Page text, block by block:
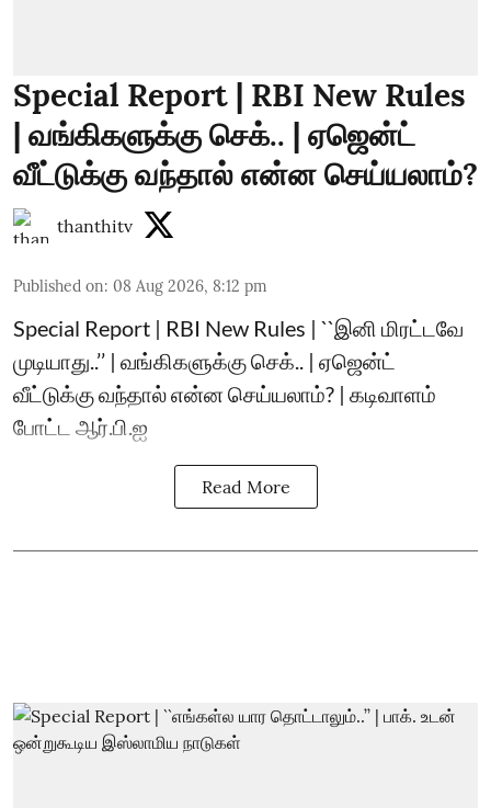
Special Report | RBI New Rules
| வங்கிகளுக்கு செக்.. | ஏஜென்ட்
வீட்டுக்கு வந்தால் என்ன செய்யலாம்?
thanthitv
Published on: 08 Aug 2026, 8:12 pm
Special Report | RBI New Rules | ``இனி மிரட்டவே
முடியாது..’’ | வங்கிகளுக்கு செக்.. | ஏஜென்ட்
வீட்டுக்கு வந்தால் என்ன செய்யலாம்? | கடிவாளம்
போட்ட ஆர்.பி.ஐ
Read More